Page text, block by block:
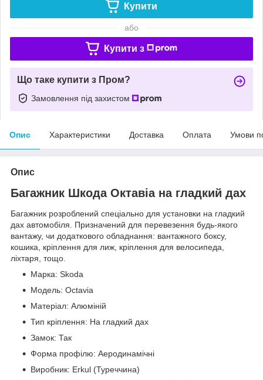
Купити
або
Купити з
Що таке купити з Пром?
Замовлення під захистом
Опис Характеристики Доставка Оплата Умови
Опис
Багажник Шкода Октавіа на гладкий дах
Багажник розроблений спеціально для установки на гладкий
дах автомобіля. Призначений для перевезення будь-якого
вантажу, чи додаткового обладнання: вантажного боксу,
кошика, кріплення для лиж, кріплення для велосипеда,
ліхтаря, тощо.
Марка: Skoda
Модель: Octavia
Матеріал: Алюміній
Тип кріплення: На гладкий дах
Замок: Так
Форма профілю: Аеродинамічні
Виробник: Erkul (Туреччина)